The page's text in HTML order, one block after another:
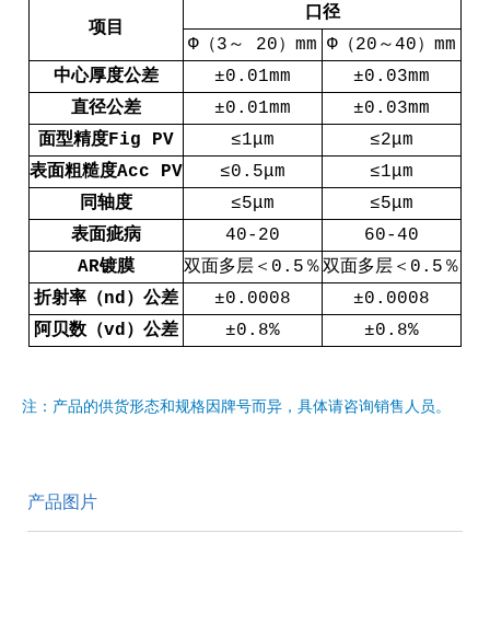
项目
口径
Ф（3～ 20）mm Ф（20～40）mm
中心厚度公差
±0.01mm
±0.03mm
直径公差
±0.01mm
±0.03mm
面型精度Fig PV
≤1μm
≤2μm
表面粗糙度Acc PV
≤0.5μm
≤1μm
同轴度
≤5μm
≤5μm
表面疵病
40-20
60-40
AR镀膜
双面多层＜0.5％双面多层＜0.5％
折射率（nd）公差
±0.0008
±0.0008
阿贝数（vd）公差
±0.8% ±0.8%
注：产品的供货形态和规格因牌号而异，具体请咨询销售人员。
产品图片